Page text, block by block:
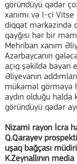
göründüyü qədər
xanımı və I-ci
diqqət mərkəzində
qayğısı hər bir
Mehriban xanım
Azərbaycanın
açıq şəkildə bəyan
Əliyevanın
mükəməl görməyə
aydın olduğu
göründüyü qədər
Nizami rayon İcra
Q.Qarayev
uşaq bağçası müdiri
K.Zeynallının